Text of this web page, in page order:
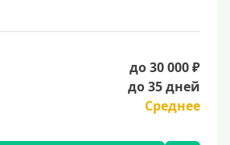
до 30 000 ₽
до 35 дней
Среднее